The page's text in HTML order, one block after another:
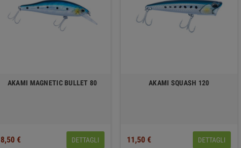
AKAMI MAGNETIC BULLET 80
8,50 € DETTAGLI
AKAMI SQUASH 120
11,50 € DETTAGLI